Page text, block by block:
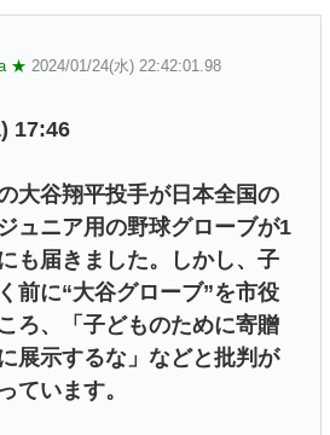
★ 2024/01/24(水) 22:42:01.98
17:46
大谷翔平投手が日本全国の
ュニア用の野球グローブが1
も届きました。しかし、子
前に“大谷グローブ”を市役
ろ、「子どものために寄贈
展示するな」などと批判が
ています。